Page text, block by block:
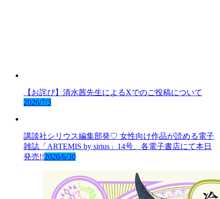
【お詫び】清水茜先生によるXでのご投稿について
2026/7/3
講談社シリウス編集部発♡ 女性向け作品が読める電子
雑誌「ARTEMIS by sirius」14号、各電子書店にて本日
発売!!2026/6/30